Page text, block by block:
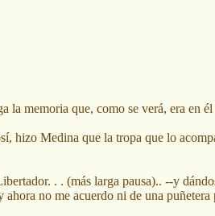
la memoria que, como se verá, era en él
hizo Medina que la tropa que lo
. . (más larga pausa).. --y
ahora no me acuerdo ni de una